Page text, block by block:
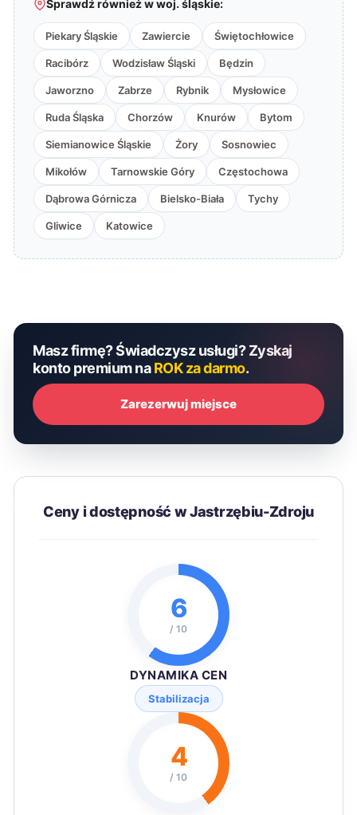
Sprawdź również w woj. śląskie:
Piekary Śląskie Zawiercie Świętochłowice
Racibórz Wodzisław Śląski Będzin
Jaworzno Zabrze Rybnik Mysłowice
Ruda Śląska Chorzów Knurów Bytom
Siemianowice Śląskie Żory Sosnowiec
Mikołów Tarnowskie Góry Częstochowa
Dąbrowa Górnicza Bielsko-Biała Tychy
Gliwice Katowice
Masz firmę? Świadczysz usługi? Zyskaj
konto premium naROK za darmo.
Zarezerwuj miejsce
Ceny i dostępność w Jastrzębiu-Zdroju
6
/ 10
DYNAMIKA CEN
Stabilizacja
4
/ 10